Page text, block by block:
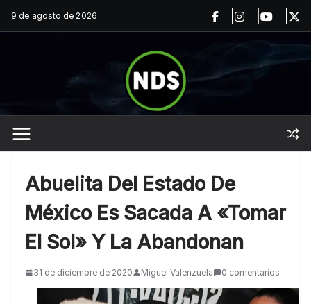
Saltar
al
9 de agosto de 2026
Abuelita Del Estado De
México Es Sacada A «tomar
El Sol» Y La Abandonan
31 de diciembre de 2020 Miguel Valenzuela 0 comentarios